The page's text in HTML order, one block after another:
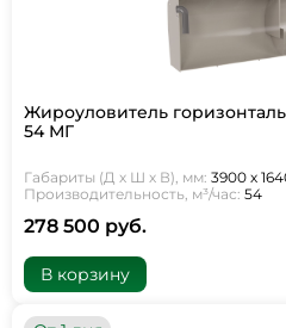
Жироуловитель
54 МГ
Габариты (Д х Ш х В), мм: 3900 х
Производительность, м³/час: 54
278 500 руб.
В корзину